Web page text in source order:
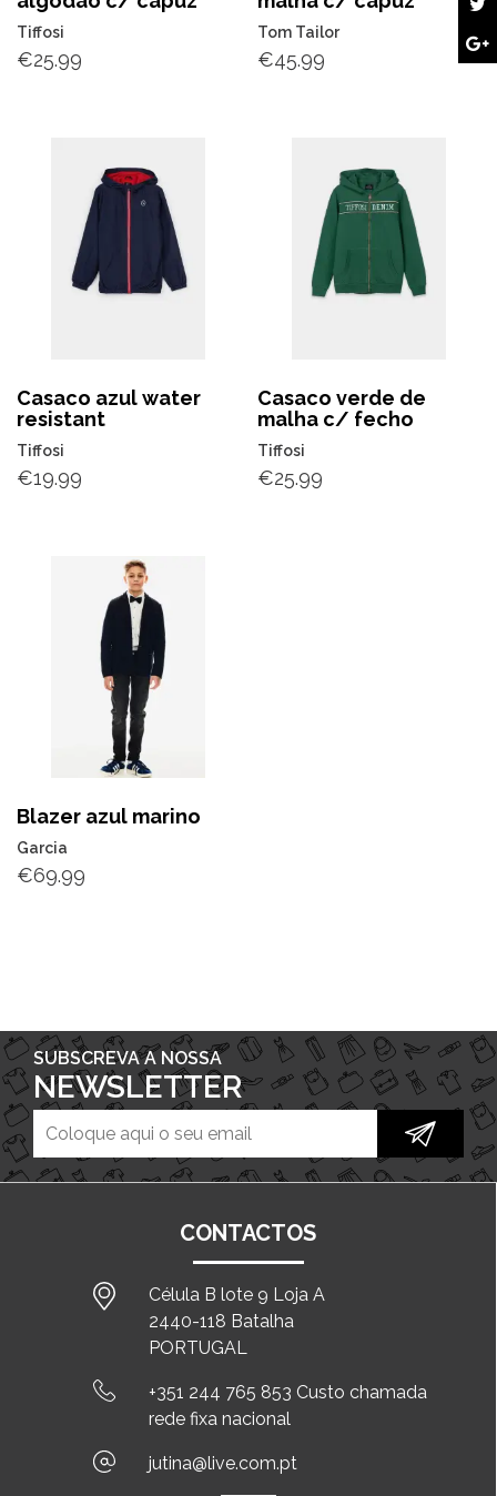
Tiffosi
€25.99
Tom Tailor
€45.99
Casaco azul water
resistant
Tiffosi
€19.99
Casaco verde de
malha c/ fecho
Tiffosi
€25.99
Blazer azul marino
Garcia
€69.99
SUBSCREVA A NOSSA
NEWSLETTER
CONTACTOS
Célula B lote 9 Loja A
2440-118 Batalha
PORTUGAL
+351 244 765 853 Custo chamada
rede fixa nacional
jutina@live.com.pt